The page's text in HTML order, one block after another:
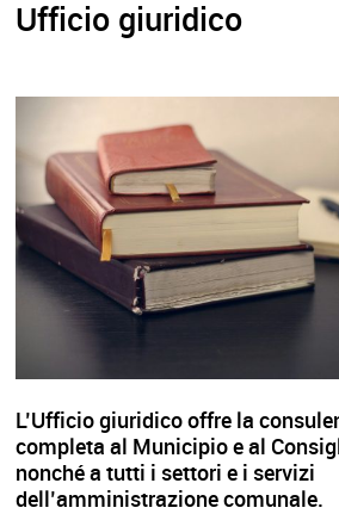
Ufficio giuridico
L’Ufficio giuridico offre la
completa al Municipio e al
nonché a tutti i settori e i servizi
dell’amministrazione comunale.